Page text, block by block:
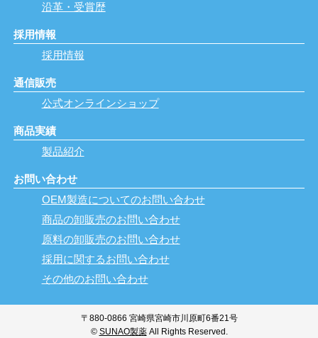
沿革・受賞歴
採用情報
採用情報
通信販売
公式オンラインショップ
商品実績
製品紹介
お問い合わせ
OEM製造についてのお問い合わせ
商品の卸販売のお問い合わせ
原料の卸販売のお問い合わせ
採用に関するお問い合わせ
その他のお問い合わせ
〒880-0866 宮崎県宮崎市川原町6番21号
© SUNAO製薬All Rights Reserved.